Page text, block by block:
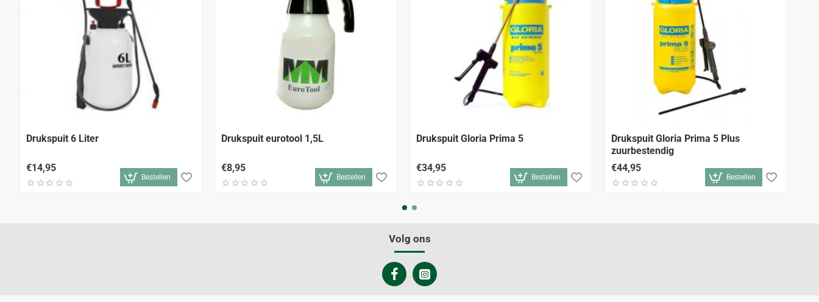
Drukspuit 6 Liter
€14,95
Bestellen
Drukspuit eurotool 1,5L
€8,95
Bestellen
Drukspuit Gloria Prima 5
€34,95
Bestellen
Drukspuit Gloria Prima 5 Plus
zuurbestendig
€44,95
Bestellen
Volg ons